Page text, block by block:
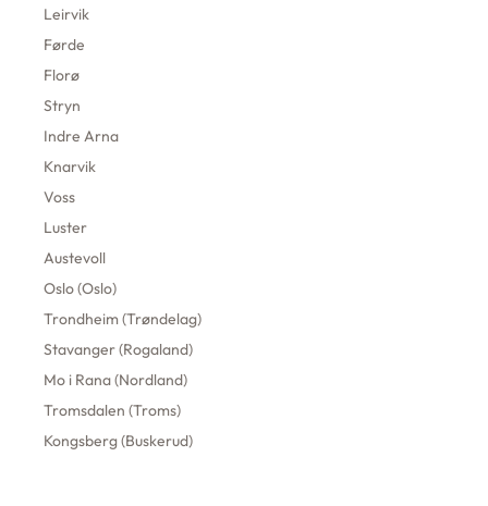
Leirvik
Førde
Florø
Stryn
Indre Arna
Knarvik
Voss
Luster
Austevoll
Oslo (Oslo)
Trondheim (Trøndelag)
Stavanger (Rogaland)
Mo i Rana (Nordland)
Tromsdalen (Troms)
Kongsberg (Buskerud)